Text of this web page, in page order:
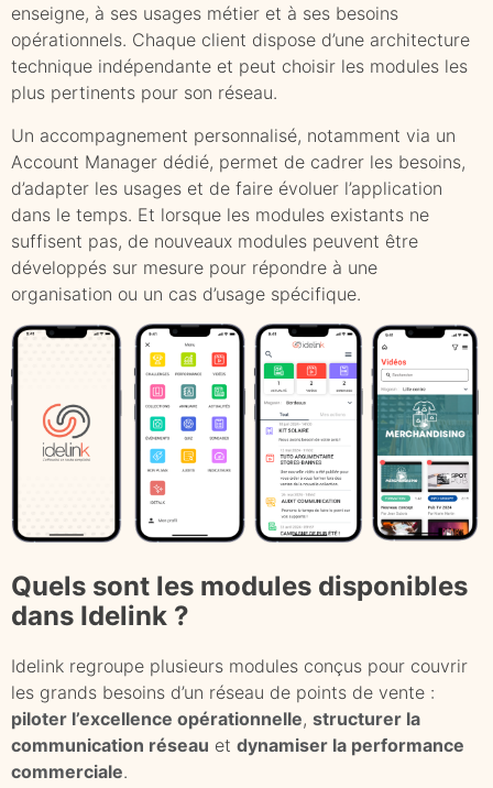
enseigne, à ses usages métier et à ses besoins
opérationnels. Chaque client dispose d’une architecture
technique indépendante et peut choisir les modules les
plus pertinents pour son réseau.
Un accompagnement personnalisé, notamment via un
Account Manager dédié, permet de cadrer les besoins,
d’adapter les usages et de faire évoluer l’application
dans le temps. Et lorsque les modules existants ne
suffisent pas, de nouveaux modules peuvent être
développés sur mesure pour répondre à une
organisation ou un cas d’usage spécifique.
Quels sont les modules disponibles
dans Idelink ?
Idelink regroupe plusieurs modules conçus pour couvrir
les grands besoins d’un réseau de points de vente :
piloter l’excellence opérationnelle, structurer la
communication réseau et dynamiser la performance
commerciale.